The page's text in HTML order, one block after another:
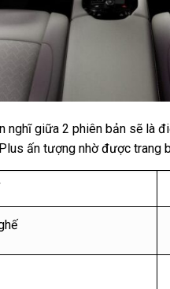
nghĩ giữa 2 phiên bản sẽ là
ấn tượng nhờ được